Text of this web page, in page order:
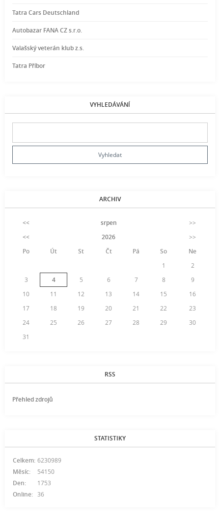
Tatra Cars Deutschland
Autobazar FANA CZ s.r.o.
Valašský veterán klub z.s.
Tatra Příbor
VYHLEDÁVÁNÍ
ARCHIV
<< srpen
>>
<<
2026
>>
Po
Út St Čt Pá So
Ne
1
2
3
4 5 6 7 8
9
10
11 12 13 14 15
16
17
18 19 20 21 22
23
24
25 26 27 28 29
30
31
RSS
Přehled zdrojů
STATISTIKY
Online: 36
Celkem: 6230989
Měsíc:
54150
Den:
1753